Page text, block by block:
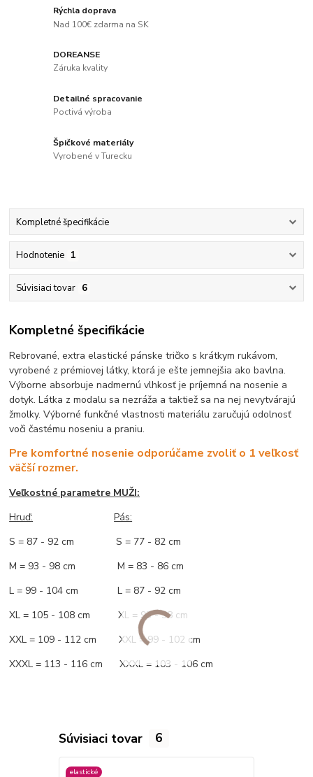
Rýchla doprava
Nad 100€ zdarma na SK
DOREANSE
Záruka kvality
Detailné spracovanie
Poctivá výroba
Špičkové materiály
Vyrobené v Turecku
Kompletné špecifikácie
Hodnotenie 1
Súvisiaci tovar 6
Kompletné špecifikácie
Rebrované, extra elastické pánske tričko s krátkym rukávom,
vyrobené z prémiovej látky, ktorá je ešte jemnejšia ako bavlna.
Výborne absorbuje nadmernú vlhkosť je príjemná na nosenie a
dotyk. Látka z modalu sa nezráža a taktiež sa na nej nevytvárajú
žmolky. Výborné funkčné vlastnosti materiálu zaručujú odolnosť
voči častému noseniu a praniu.
Pre komfortné nosenie odporúčame zvoliť o 1 veľkosť
väčší rozmer.
Veľkostné parametre MUŽI:
Hruď:
Pás:
S = 87 - 92 cm S = 77 - 82 cm
M = 93 - 98 cm M = 83 - 86 cm
L = 99 - 104 cm L = 87 - 92 cm
XL = 105 - 108 cm XL = 93 - 98 cm
XXL = 109 - 112 cm XXL = 99 - 102 cm
XXXL = 113 - 116 cm XXXL = 103 - 106 cm
Súvisiaci tovar 6
elastické